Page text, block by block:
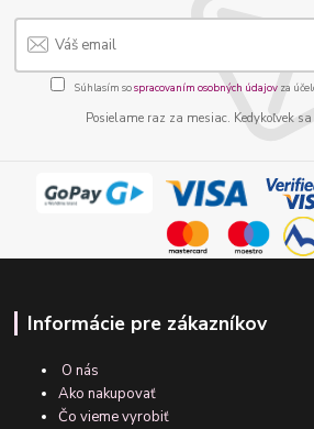
Súhlasím sospracovaním osobných údajov za
Posielame raz za mesiac. Kedykoľvek
Informácie pre zákazníkov
O nás
Ako nakupovať
Čo vieme vyrobiť